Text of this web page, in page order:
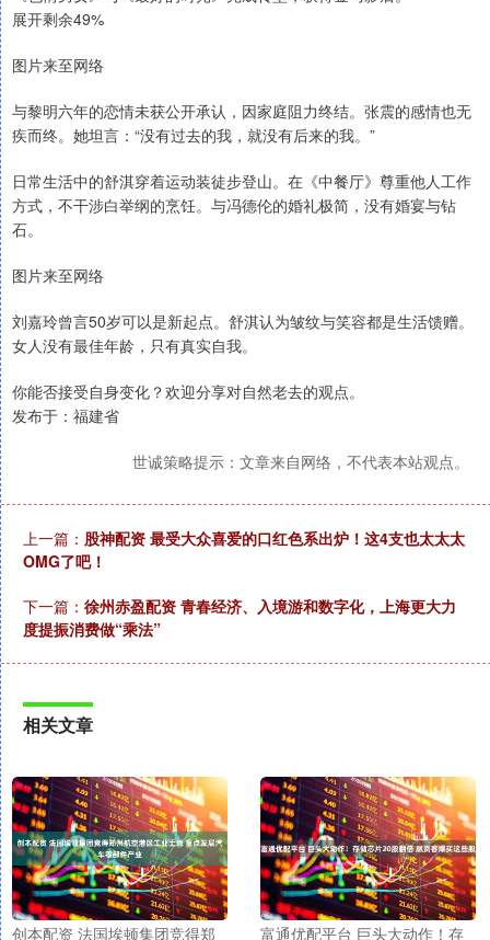
展开剩余49%
图片来至网络
与黎明六年的恋情未获公开承认，因家庭阻力终结。张震的感情也无
疾而终。她坦言：“没有过去的我，就没有后来的我。”
日常生活中的舒淇穿着运动装徒步登山。在《中餐厅》尊重他人工作
方式，不干涉白举纲的烹饪。与冯德伦的婚礼极简，没有婚宴与钻
石。
图片来至网络
刘嘉玲曾言50岁可以是新起点。舒淇认为皱纹与笑容都是生活馈赠。
女人没有最佳年龄，只有真实自我。
你能否接受自身变化？欢迎分享对自然老去的观点。
发布于：福建省
世诚策略提示：文章来自网络，不代表本站观点。
上一篇： 股神配资 最受大众喜爱的口红色系出炉！这4支也太太太
OMG了吧！
下一篇： 徐州赤盈配资 青春经济、入境游和数字化，上海更大力
度提振消费做“乘法”
相关文章
创本配资 法国埃顿集团竞得郑 富通优配平台 巨头大动作！存